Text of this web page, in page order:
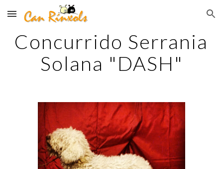
Skip to main content Skip to navigation
Concurrido Serrania
Solana "DASH"